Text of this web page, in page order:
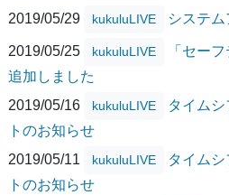
2019/05/29
kukuluLIVE システ
2019/05/25 kukuluLIVE
「セー
追加しました
2019/05/16
kukuluLIVE
タイム
トのお知らせ
2019/05/11
kukuluLIVE
タイム
トのお知らせ